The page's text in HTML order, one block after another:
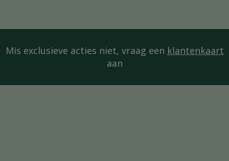
Mis exclusieve acties niet, vraag een klantenkaart
aan